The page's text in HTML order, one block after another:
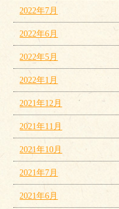
2022年7月
2022年6月
2022年5月
2022年1月
2021年12月
2021年11月
2021年10月
2021年7月
2021年6月